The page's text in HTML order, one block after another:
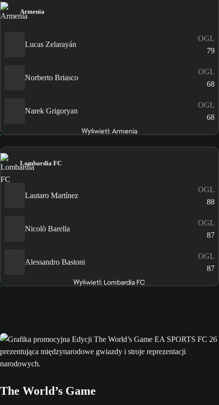
Armenia
Lucas Zelarayán
OGL
79
Norberto Briasco
OGL
68
Narek Grigoryan
OGL
68
Wyświetl: Armenia
Lombardia FC
Lautaro Martínez
OGL
88
Nicolò Barella
OGL
87
Alessandro Bastoni
OGL
87
Wyświetl: Lombardia FC
The World’s Game